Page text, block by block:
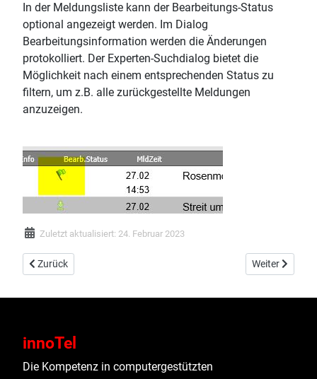
In der Meldungsliste kann der Bearbeitungs-Status
optional angezeigt werden. Im Dialog
Bearbeitungsinformation werden die Änderungen
protokolliert. Der Experten-Suchdialog bietet die
Möglichkeit nach einem entsprechenden Status zu
filtern, um z.B. alle zurückgestellte Meldungen
anzuzeigen.
Zuletzt aktualisiert: 24. Februar 2023
Vorheriger Beitrag: Bearbeitungsinformationen
Zurück Nächster
Weiter
innoTel
Die Kompetenz in computergestützten